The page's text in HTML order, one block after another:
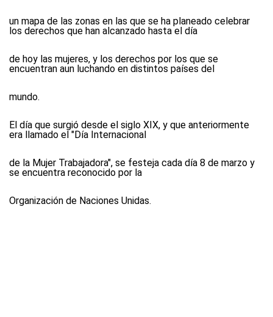
un mapa de las zonas en las que se ha planeado celebrar
los derechos que han alcanzado hasta el día
de hoy las mujeres, y los derechos por los que se
encuentran aun luchando en distintos países del
mundo.
El día que surgió desde el siglo XIX, y que anteriormente
era llamado el "Día Internacional
de la Mujer Trabajadora", se festeja cada día 8 de marzo y
se encuentra reconocido por la
Organización de Naciones Unidas.